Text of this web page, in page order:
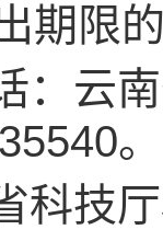
期限
：云
。
科技